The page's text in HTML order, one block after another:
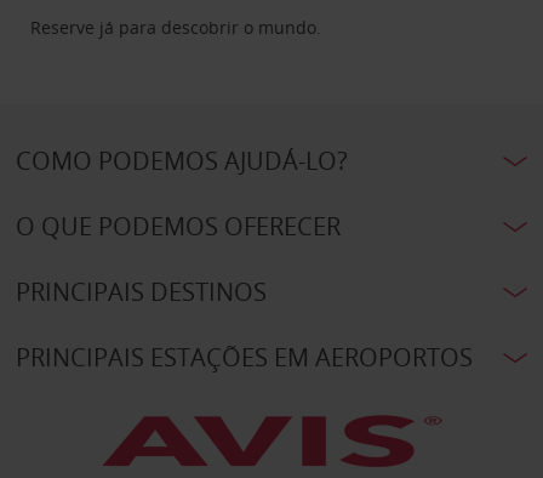
Reserve já para descobrir o mundo.
COMO PODEMOS AJUDÁ-LO?
O QUE PODEMOS OFERECER
PRINCIPAIS DESTINOS
PRINCIPAIS ESTAÇÕES EM AEROPORTOS